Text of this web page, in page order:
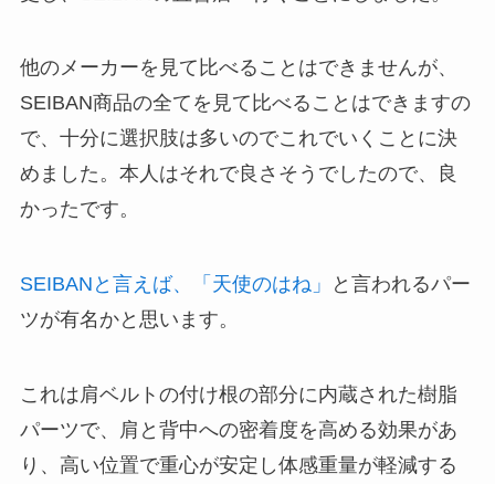
他のメーカーを見て比べることはできませんが、
SEIBAN商品の全てを見て比べることはできますの
で、十分に選択肢は多いのでこれでいくことに決
めました。本人はそれで良さそうでしたので、良
かったです。
SEIBANと言えば、「天使のはね」
と言われるパー
ツが有名かと思います。
これは肩ベルトの付け根の部分に内蔵された樹脂
パーツで、肩と背中への密着度を高める効果があ
り、高い位置で重心が安定し体感重量が軽減する